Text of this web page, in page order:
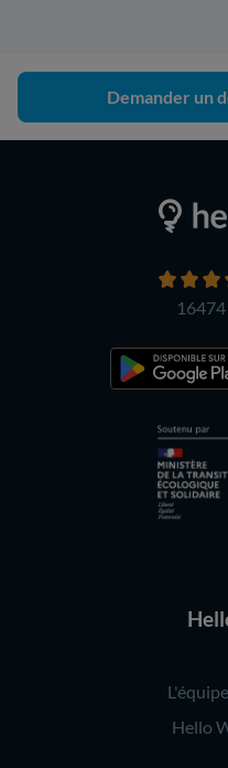
Demander un
16474
Hello